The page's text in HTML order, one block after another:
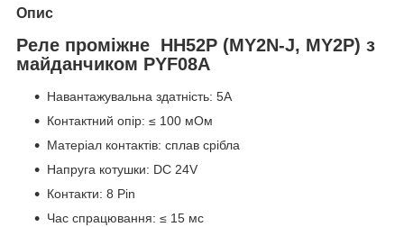
Опис
Реле проміжне HH52P (MY2N-J, MY2P) з
майданчиком PYF08A
Навантажувальна здатність: 5A
Контактний опір: ≤ 100 мОм
Матеріал контактів: сплав срібла
Напруга котушки: DC 24V
Контакти: 8 Pin
Час спрацювання: ≤ 15 мс